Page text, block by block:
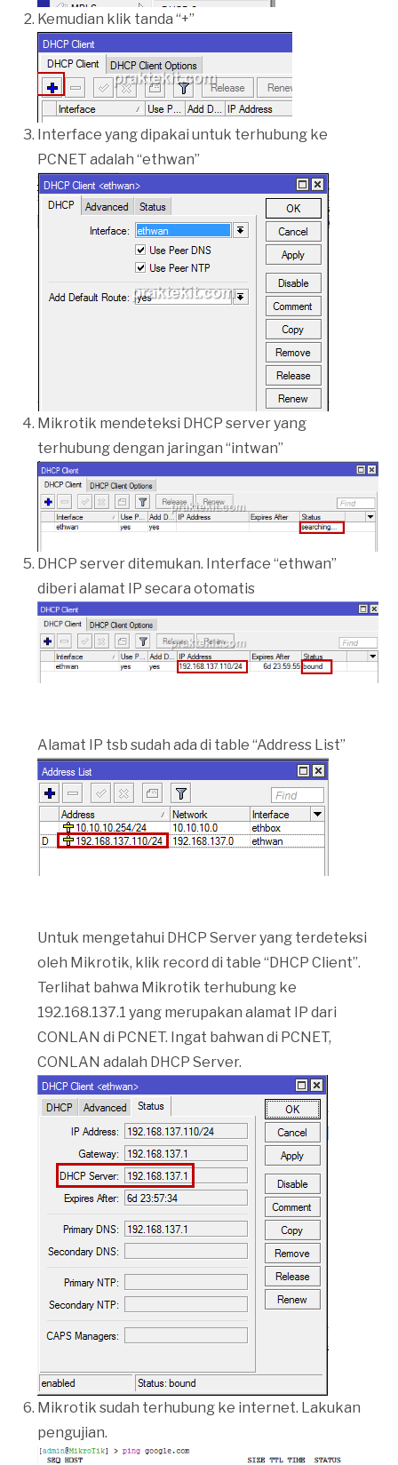
Kemudian klik tanda “+”
Interface yang dipakai untuk terhubung ke
PCNET adalah “ethwan”
Mikrotik mendeteksi DHCP server yang
terhubung dengan jaringan “intwan”
DHCP server ditemukan. Interface “ethwan”
diberi alamat IP secara otomatis
Alamat IP tsb sudah ada di table “Address List”
Untuk mengetahui DHCP Server yang terdeteksi
oleh Mikrotik, klik record di table “DHCP Client”.
Terlihat bahwa Mikrotik terhubung ke
192.168.137.1 yang merupakan alamat IP dari
CONLAN di PCNET. Ingat bahwan di PCNET,
CONLAN adalah DHCP Server.
Mikrotik sudah terhubung ke internet. Lakukan
pengujian.